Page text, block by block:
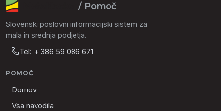
/ Pomoč
Slovenski poslovni informacijski sistem za
mala in srednja podjetja.
Tel: + 386 59 086 671
POMOČ
Domov
Vsa navodila